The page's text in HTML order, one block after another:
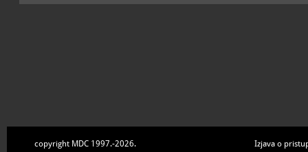
copyright MDC 1997.-2026. Izjava o